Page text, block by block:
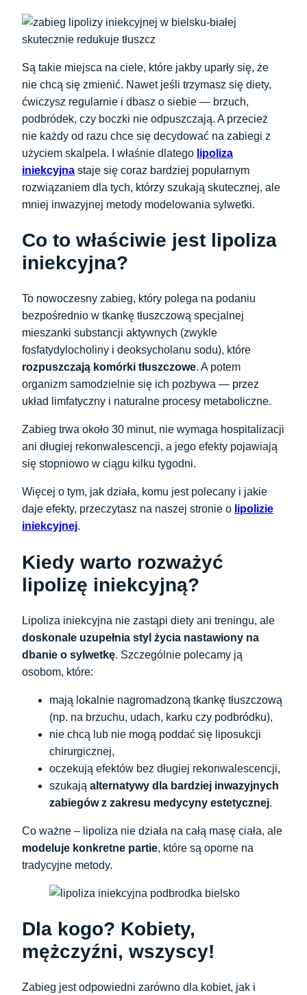
Są takie miejsca na ciele, które jakby uparły się, że
nie chcą się zmienić. Nawet jeśli trzymasz się diety,
ćwiczysz regularnie i dbasz o siebie — brzuch,
podbródek, czy boczki nie odpuszczają. A przecież
nie każdy od razu chce się decydować na zabiegi z
użyciem skalpela. I właśnie dlatego lipoliza
iniekcyjna staje się coraz bardziej popularnym
rozwiązaniem dla tych, którzy szukają skutecznej, ale
mniej inwazyjnej metody modelowania sylwetki.
Co to właściwie jest lipoliza
iniekcyjna?
To nowoczesny zabieg, który polega na podaniu
bezpośrednio w tkankę tłuszczową specjalnej
mieszanki substancji aktywnych (zwykle
fosfatydylocholiny i deoksycholanu sodu), które
rozpuszczają komórki tłuszczowe. A potem
organizm samodzielnie się ich pozbywa — przez
układ limfatyczny i naturalne procesy metaboliczne.
Zabieg trwa około 30 minut, nie wymaga hospitalizacji
ani długiej rekonwalescencji, a jego efekty pojawiają
się stopniowo w ciągu kilku tygodni.
Więcej o tym, jak działa, komu jest polecany i jakie
daje efekty, przeczytasz na naszej stronie o lipolizie
iniekcyjnej.
Kiedy warto rozważyć
lipolizę iniekcyjną?
Lipoliza iniekcyjna nie zastąpi diety ani treningu, ale
doskonale uzupełnia styl życia nastawiony na
dbanie o sylwetkę. Szczególnie polecamy ją
osobom, które:
mają lokalnie nagromadzoną tkankę tłuszczową
(np. na brzuchu, udach, karku czy podbródku),
nie chcą lub nie mogą poddać się liposukcji
chirurgicznej,
oczekują efektów bez długiej rekonwalescencji,
szukają alternatywy dla bardziej inwazyjnych
zabiegów z zakresu medycyny estetycznej.
Co ważne – lipoliza nie działa na całą masę ciała, ale
modeluje konkretne partie, które są oporne na
tradycyjne metody.
Dla kogo? Kobiety,
mężczyźni, wszyscy!
Zabieg jest odpowiedni zarówno dla kobiet, jak i